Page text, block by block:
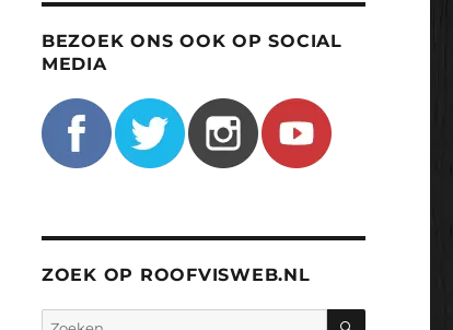
BEZOEK ONS OOK OP SOCIAL
MEDIA
ZOEK OP ROOFVISWEB.NL
Zoeken
ZOEKEN